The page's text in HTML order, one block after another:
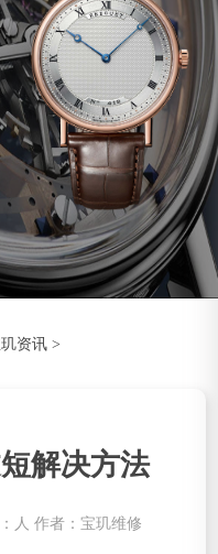
玑资讯 >
解决方法
人 作者：宝玑维修